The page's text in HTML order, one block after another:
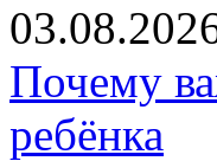
Почему
ребёнка